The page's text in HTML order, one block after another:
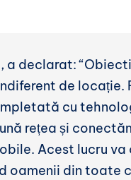
a declarat:
de locație.
cu
rețea și
Acest lucru va
din toate